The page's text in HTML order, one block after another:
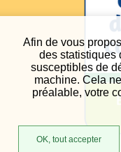
Afin de vous
des statistiques
susceptibles de
machine. Cela
préalable, votre
OK, tout accepter